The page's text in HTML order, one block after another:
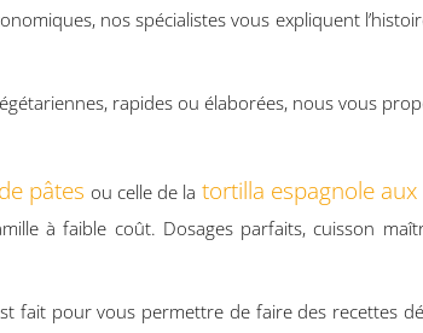
nos spécialistes vous expliquent
rapides ou élaborées, nous vous
pâtes ou celle de la tortilla espagnole
à faible coût. Dosages parfaits, cuisson
fait pour vous permettre de faire des recettes